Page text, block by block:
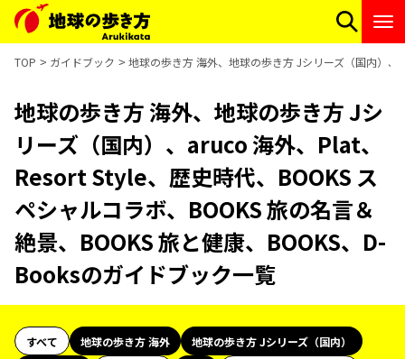
TOP ガイドブック 地球の歩き方 海外、地球の歩き方 Jシリーズ（国内）
地球の歩き方 海外、地球の歩き方 Jシ
リーズ（国内）、aruco 海外、Plat、
Resort Style、歴史時代、BOOKS ス
ペシャルコラボ、BOOKS 旅の名言＆
絶景、BOOKS 旅と健康、BOOKS、D-
Booksのガイドブック一覧
すべて 地球の歩き方 海外
地球の歩き方 Jシリーズ（国内）